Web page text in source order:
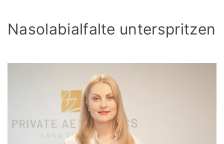
Nasolabialfalte unterspritzen